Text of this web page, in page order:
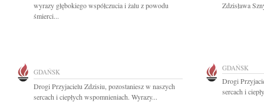
wyrazy głębokiego współczucia i żalu z powodu
śmierci...
Zdzisława
GDAŃSK
Drogi Przyjacielu Zdzisiu, pozostaniesz w naszych
sercach i ciepłych wspomnieniach. Wyrazy...
GDAŃSK
Drogi
sercach i